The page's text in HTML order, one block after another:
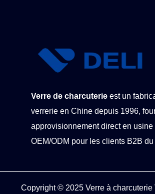
Verre de charcuterie est un
verrerie en Chine depuis 1996,
approvisionnement direct en
OEM/ODM pour les clients B2B du
Copyright © 2025 Verre à charcuterie